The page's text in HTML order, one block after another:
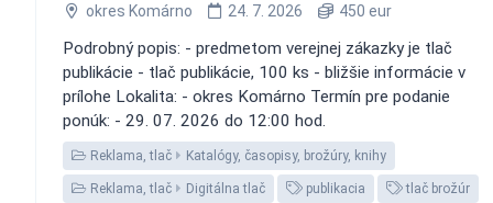
okres Komárno 24. 7. 2026 450 eur
Podrobný popis: - predmetom verejnej zákazky je tlač
publikácie - tlač publikácie, 100 ks - bližšie informácie v
prílohe Lokalita: - okres Komárno Termín pre podanie
ponúk: - 29. 07. 2026 do 12:00 hod.
Reklama, tlač Katalógy, časopisy, brožúry, knihy
Reklama, tlač Digitálna tlač publikacia tlač brožúr